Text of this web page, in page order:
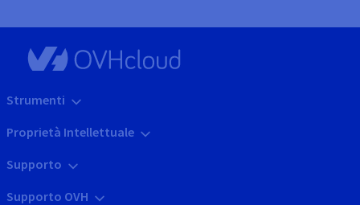
Strumenti
Proprietà Intellettuale
Supporto
Supporto OVH